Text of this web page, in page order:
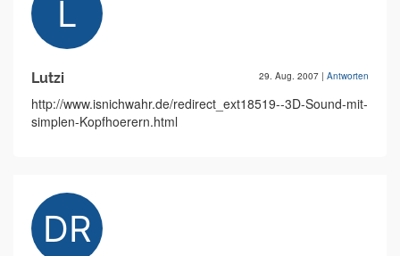
Lutzi 29. Aug. 2007 | Antworten
http://www.isnichwahr.de/redirect_ext18519--3D-Sound-mit-
simplen-Kopfhoerern.html